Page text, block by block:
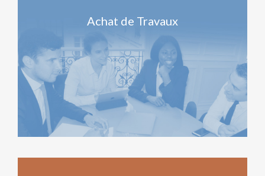
Achat de Travaux